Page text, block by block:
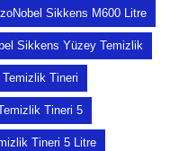
Sikkens M600 Litre
Sikkens Yüzey Temizlik
Tineri
Tineri 5
Tineri 5 Litre